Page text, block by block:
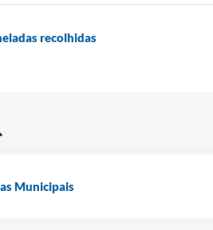
recolhidas
Municipais